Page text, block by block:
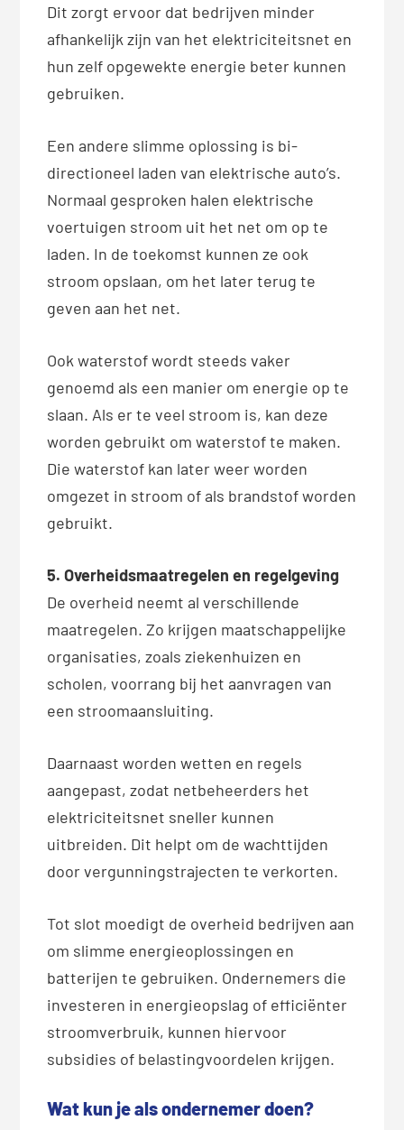
Dit zorgt ervoor dat bedrijven minder
afhankelijk zijn van het elektriciteitsnet en
hun zelf opgewekte energie beter kunnen
gebruiken.
Een andere slimme oplossing is bi-
directioneel laden van elektrische auto’s.
Normaal gesproken halen elektrische
voertuigen stroom uit het net om op te
laden. In de toekomst kunnen ze ook
stroom opslaan, om het later terug te
geven aan het net.
Ook waterstof wordt steeds vaker
genoemd als een manier om energie op te
slaan. Als er te veel stroom is, kan deze
worden gebruikt om waterstof te maken.
Die waterstof kan later weer worden
omgezet in stroom of als brandstof worden
gebruikt.
5. Overheidsmaatregelen en regelgeving
De overheid neemt al verschillende
maatregelen. Zo krijgen maatschappelijke
organisaties, zoals ziekenhuizen en
scholen, voorrang bij het aanvragen van
een stroomaansluiting.
Daarnaast worden wetten en regels
aangepast, zodat netbeheerders het
elektriciteitsnet sneller kunnen
uitbreiden. Dit helpt om de wachttijden
door vergunningstrajecten te verkorten.
Tot slot moedigt de overheid bedrijven aan
om slimme energieoplossingen en
batterijen te gebruiken. Ondernemers die
investeren in energieopslag of efficiënter
stroomverbruik, kunnen hiervoor
subsidies of belastingvoordelen krijgen.
Wat kun je als ondernemer doen?